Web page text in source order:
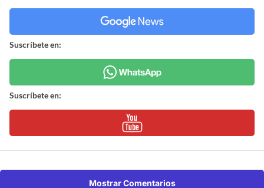
Suscríbete en:
Suscríbete en:
Mostrar Comentarios